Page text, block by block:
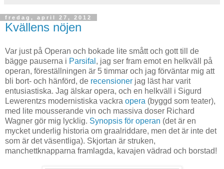
fredag, april 27, 2012
Kvällens nöjen
Var just på Operan och bokade lite smått och gott till de
bägge pauserna i Parsifal , jag ser fram emot en helkväll på
operan, föreställningen är 5 timmar och jag förväntar mig att
bli bort- och hänförd, de recensioner jag läst har varit
entusiastiska. Jag älskar opera, och en helkväll i Sigurd
Lewerentzs modernistiska vackra opera (byggd som teater),
med lite mousserande vin och massiva doser Richard
Wagner gör mig lycklig. Synopsis för operan (det är en
mycket underlig historia om graalriddare, men det är inte det
som är det väsentliga). Skjortan är struken,
manchettknapparna framlagda, kavajen vädrad och borstad!